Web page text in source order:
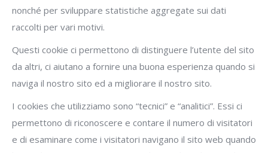
nonché per sviluppare statistiche aggregate sui dati
raccolti per vari motivi.
Questi cookie ci permettono di distinguere l’utente del sito
da altri, ci aiutano a fornire una buona esperienza quando si
naviga il nostro sito ed a migliorare il nostro sito.
I cookies che utilizziamo sono “tecnici” e “analitici”. Essi ci
permettono di riconoscere e contare il numero di visitatori
e di esaminare come i visitatori navigano il sito web quando